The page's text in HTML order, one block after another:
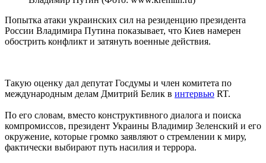
Попытка атаки украинских сил на резиденцию президента
России Владимира Путина показывает, что Киев намерен
обострить конфликт и затянуть военные действия.
Такую оценку дал депутат Госдумы и член комитета по
международным делам Дмитрий Белик в интервью RT.
По его словам, вместо конструктивного диалога и поиска
компромиссов, президент Украины Владимир Зеленский и его
окружение, которые громко заявляют о стремлении к миру,
фактически выбирают путь насилия и террора.